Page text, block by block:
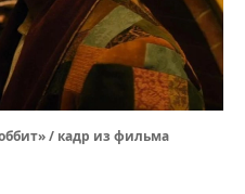
/ кадр из фильма